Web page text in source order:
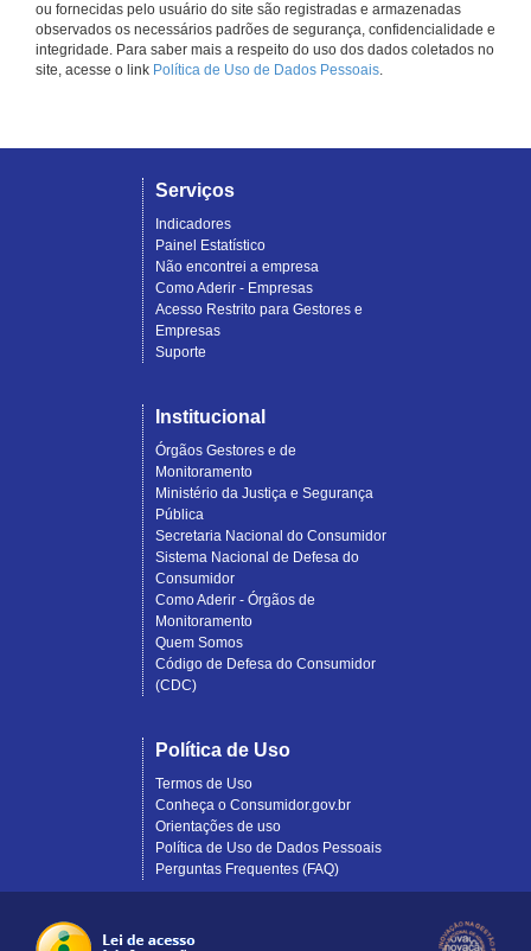
ou fornecidas pelo usuário do site são registradas e armazenadas
observados os necessários padrões de segurança, confidencialidade e
integridade. Para saber mais a respeito do uso dos dados coletados no
site, acesse o link Política de Uso de Dados Pessoais.
Serviços
Indicadores
Painel Estatístico
Não encontrei a empresa
Como Aderir - Empresas
Acesso Restrito para Gestores e
Empresas
Suporte
Institucional
Órgãos Gestores e de
Monitoramento
Ministério da Justiça e Segurança
Pública
Secretaria Nacional do Consumidor
Sistema Nacional de Defesa do
Consumidor
Como Aderir - Órgãos de
Monitoramento
Quem Somos
Código de Defesa do Consumidor
(CDC)
Política de Uso
Termos de Uso
Conheça o Consumidor.gov.br
Orientações de uso
Política de Uso de Dados Pessoais
Perguntas Frequentes (FAQ)